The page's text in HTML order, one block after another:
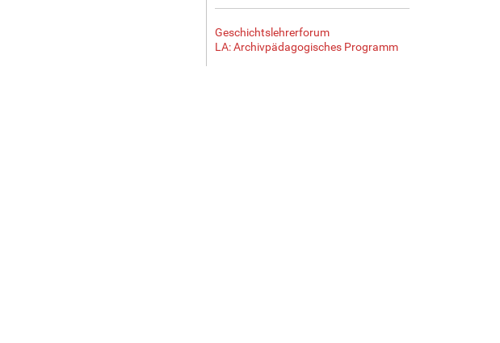
Geschichtslehrerforum
LA: Archivpädagogisches Programm